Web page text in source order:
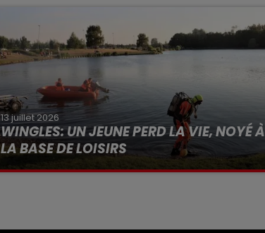
13 juillet 2026
WINGLES: UN JEUNE PERD LA VIE, NOYÉ À
LA BASE DE LOISIRS
La victime a coulé à pic